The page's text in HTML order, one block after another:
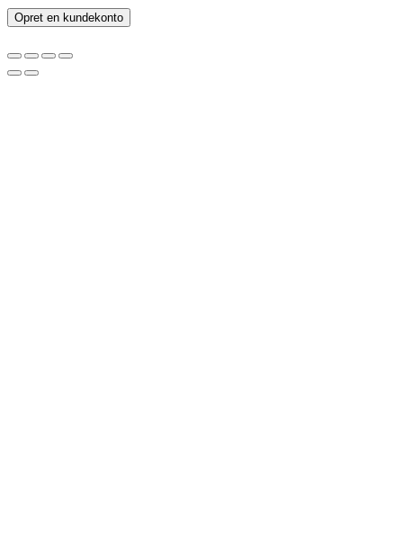
Opret en kundekonto